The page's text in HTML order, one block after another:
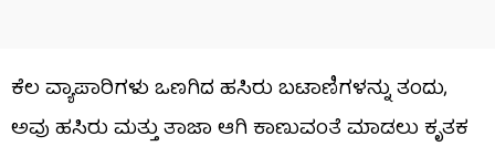
ಕೆಲ ವ್ಯಾಪಾರಿಗಳು ಒಣಗಿದ ಹಸಿರು ಬಟಾಣಿಗಳನ್ನು ತಂದು,
ಅವು ಹಸಿರು ಮತ್ತು ತಾಜಾ ಆಗಿ ಕಾಣುವಂತೆ ಮಾಡಲು ಕೃತಕ